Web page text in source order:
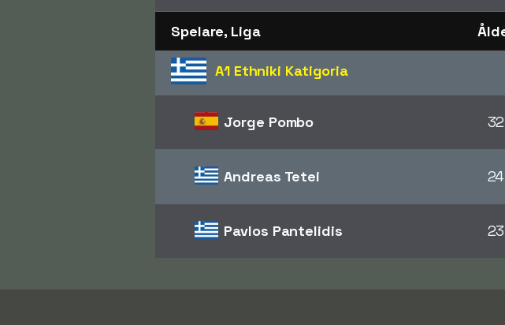
Spelare, Liga
A1 Ethniki Katigoria
Jorge Pombo 32
Andreas Tetei 24
Pavlos Pantelidis 23